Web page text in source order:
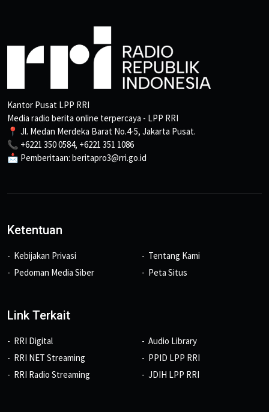
Kantor Pusat LPP RRI
Media radio berita online terpercaya - LPP RRI
📍 Jl. Medan Merdeka Barat No.4-5, Jakarta Pusat.
📞 +6221 350 0584, +6221 351 1086
📩 Pemberitaan: beritapro3@rri.go.id
Ketentuan
Kebijakan Privasi
Pedoman Media Siber
Tentang Kami
Peta Situs
Link Terkait
RRI Digital
RRI NET Streaming
RRI Radio Streaming
Audio Library
PPID LPP RRI
JDIH LPP RRI